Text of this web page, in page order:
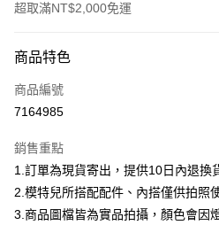
超取滿NT$2,000免運
信用卡一次付款
信用卡分期付款
合作金庫商業銀行
華南商業銀行
上海商業儲蓄銀行
國泰世華商業銀行
超商取貨付款
LINE Pay
商品特色
商品編號
7164985
銷售重點
1.訂單為現貨寄出，提供10日內退換
2.模特兒所搭配配件、內搭僅供拍照
3.商品圖檔皆為實品拍攝，顏色會因